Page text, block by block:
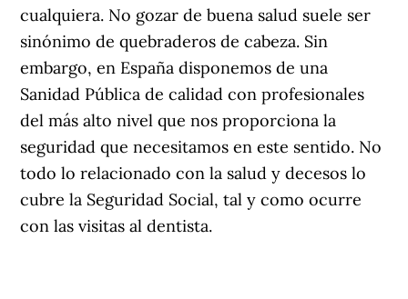
cualquiera. No gozar de buena salud suele ser
sinónimo de quebraderos de cabeza. Sin
embargo, en España disponemos de una
Sanidad Pública de calidad con profesionales
del más alto nivel que nos proporciona la
seguridad que necesitamos en este sentido. No
todo lo relacionado con la salud y decesos lo
cubre la Seguridad Social, tal y como ocurre
con las visitas al dentista.